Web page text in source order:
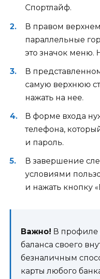
Спортлайф.
В правом
параллельные
это значок меню.
В
самую верхнюю
нажать на нее.
В форме входа
телефона,
и пароль.
В завершение
условиями
и нажать кнопку
Важно! В профиле
баланса своего
безналичным
карты любого